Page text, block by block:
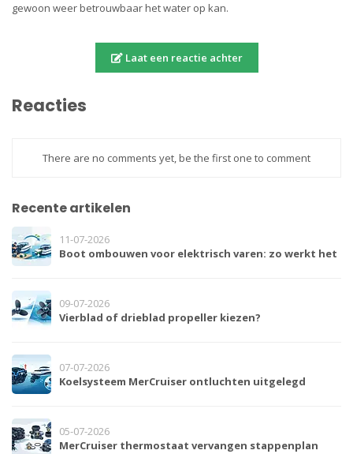
gewoon weer betrouwbaar het water op kan.
Laat een reactie achter
Reacties
There are no comments yet, be the first one to comment
Recente artikelen
11-07-2026
Boot ombouwen voor elektrisch varen: zo werkt het
09-07-2026
Vierblad of drieblad propeller kiezen?
07-07-2026
Koelsysteem MerCruiser ontluchten uitgelegd
05-07-2026
MerCruiser thermostaat vervangen stappenplan